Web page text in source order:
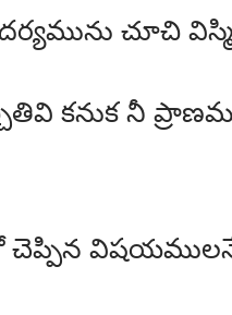
చూచి
కనుక నీ
విషయములనే